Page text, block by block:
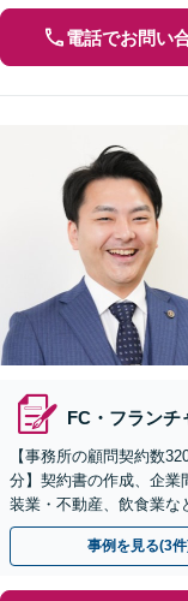
電話でお問い
FC・フランチ
【事務所の顧問契約数
分】契約書の作成、企業
装業・不動産、飲食業な
業主の方初回面談無料】
事例を見る(3